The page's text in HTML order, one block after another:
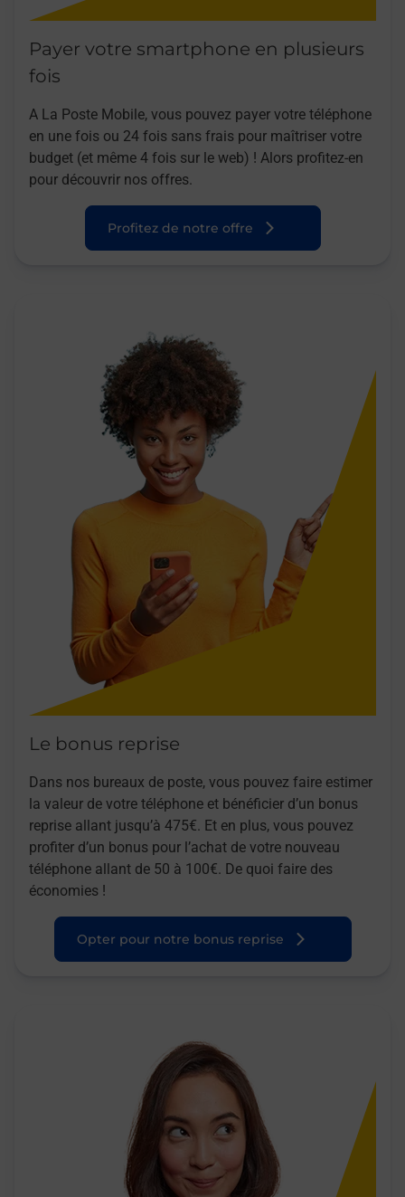
Payer votre smartphone en plusieurs
fois
A La Poste Mobile, vous pouvez payer votre téléphone
en une fois ou 24 fois sans frais pour maîtriser votre
budget (et même 4 fois sur le web) ! Alors profitez-en
pour découvrir nos offres.
Profitez de notre offre
Le bonus reprise
Dans nos bureaux de poste, vous pouvez faire estimer
la valeur de votre téléphone et bénéficier d’un bonus
reprise allant jusqu’à 475€. Et en plus, vous pouvez
profiter d’un bonus pour l’achat de votre nouveau
téléphone allant de 50 à 100€. De quoi faire des
économies !
Opter pour notre bonus reprise